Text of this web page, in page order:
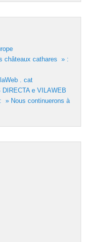
châteaux cathares » :
. cat
DIRECTA e VILAWEB
» Nous continuerons à